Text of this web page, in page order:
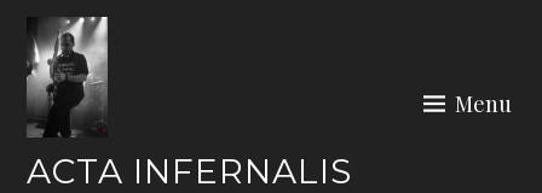
Skip
content
ACTA INFERNALIS
Menu